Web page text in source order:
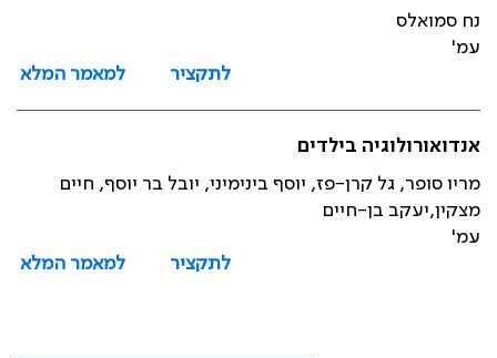
נח סמואלס
עמ'
לתקציר
למאמר המלא
אנדואורולוגיה בילדים
מריו סופר, גל קרן-פז, יוסף בינימיני, יובל בר יוסף, חיים
מצקין,יעקב בן-חיים
עמ'
לתקציר
למאמר המלא